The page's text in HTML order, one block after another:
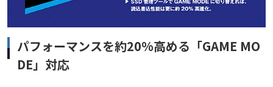
パフォーマンスを約20%高める「GAME MO
DE」対応